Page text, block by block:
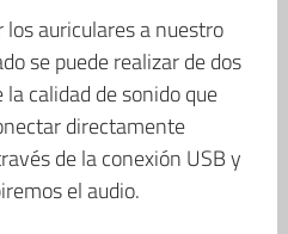
auriculares a nuestro
se puede realizar de dos
calidad de sonido que
directamente
de la conexión USB y
el audio.